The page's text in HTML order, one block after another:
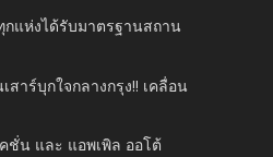
กแห่งได้รับมาตรฐานสถาน
สาร์บุกใจกลางกรุง!! เคลื่อน
ชั่น และ แอพเพิล ออโต้